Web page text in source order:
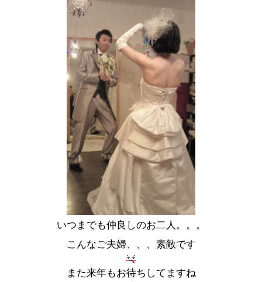
いつまでも仲良しのお二人。。。
こんなご夫婦、、、素敵です
また来年もお待ちしてますね